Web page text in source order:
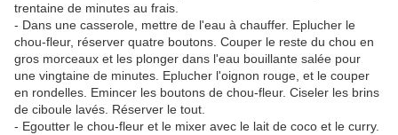
trentaine de minutes au frais.
- Dans une casserole, mettre de l'eau à chauffer. Eplucher le
chou-fleur, réserver quatre boutons. Couper le reste du chou en
gros morceaux et les plonger dans l'eau bouillante salée pour
une vingtaine de minutes. Eplucher l'oignon rouge, et le couper
en rondelles. Emincer les boutons de chou-fleur. Ciseler les brins
de ciboule lavés. Réserver le tout.
- Egoutter le chou-fleur et le mixer avec le lait de coco et le curry.